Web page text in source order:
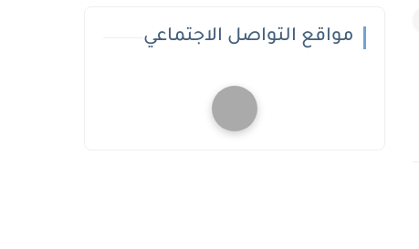
مواقع التواصل الاجتماعي